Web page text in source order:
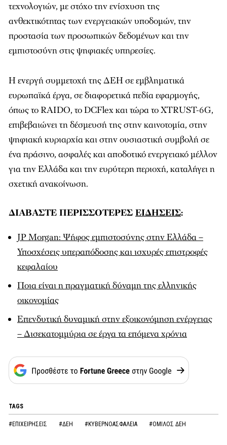
τεχνολογιών, με στόχο την ενίσχυση της
ανθεκτικότητας των ενεργειακών υποδομών, την
προστασία των προσωπικών δεδομένων και την
εμπιστοσύνη στις ψηφιακές υπηρεσίες.
Η ενεργή συμμετοχή της ΔEΗ σε εμβληματικά
ευρωπαϊκά έργα, σε διαφορετικά πεδία εφαρμογής,
όπως το RAIDO, το DCFlex και τώρα το XTRUST-6G,
επιβεβαιώνει τη δέσμευσή της στην καινοτομία, στην
ψηφιακή κυριαρχία και στην ουσιαστική συμβολή σε
ένα πράσινο, ασφαλές και αποδοτικό ενεργειακό μέλλον
για την Ελλάδα και την ευρύτερη περιοχή, καταλήγει η
σχετική ανακοίνωση.
ΔΙΑΒΑΣΤΕ ΠΕΡΙΣΣΟΤΕΡΕΣ ΕΙΔΗΣΕΙΣ:
JP Morgan: Ψήφος εμπιστοσύνης στην Ελλάδα –
Υποσχέσεις υπεραπόδοσης και ισχυρές επιστροφές
κεφαλαίου
Ποια είναι η πραγματική δύναμη της ελληνικής
οικονομίας
Επενδυτική δυναμική στην εξοικονόμηση ενέργειας
– Δισεκατομμύρια σε έργα τα επόμενα χρόνια
TAGS
#ΕΠΙΧΕΙΡΗΣΕΙΣ #ΔΕΗ #ΚΥΒΕΡΝΟΑΣΦΑΛΕΙΑ #ΟΜΙΛΟΣ ΔΕΗ